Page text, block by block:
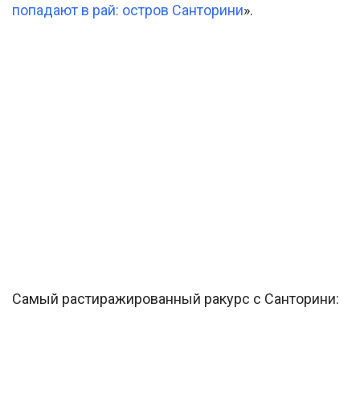
попадают в рай: остров Санторини».
Самый растиражированный ракурс с Санторини: